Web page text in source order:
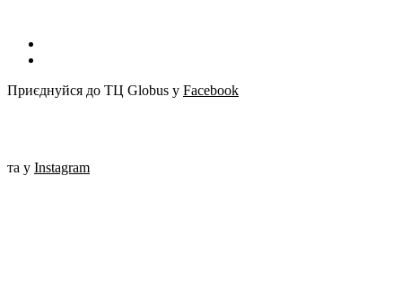
Приєднуйся до ТЦ Globus у Facebook
та у Instagram